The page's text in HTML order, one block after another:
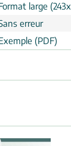
large
erreur
(PDF)